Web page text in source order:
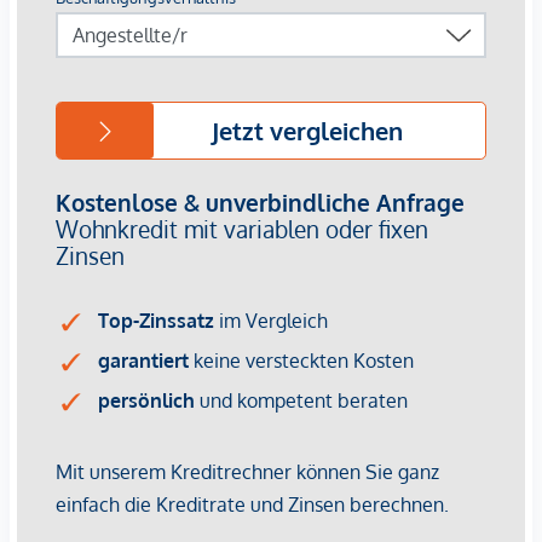
Minuten entfernt
Grünoasen wie der Türkenschanzpark und die
Damit vereint das Projekt die Vorzüge einer zentralen
Stadtlage mit vielfältigen Erholungs- und
Ihr Vorteil:
Zukunftssicheres Investment durch nachhaltige
Für einen detaillierten Überblick und Preisinformationen
Baustart: 1. Juni 2026